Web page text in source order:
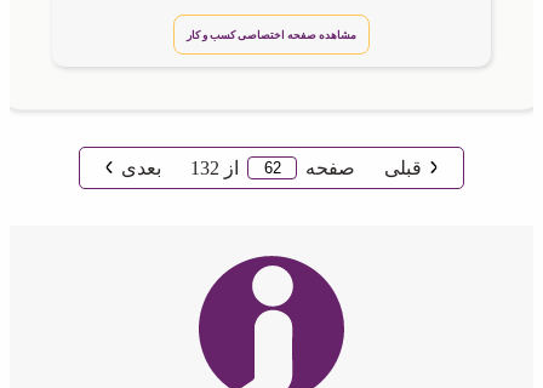
مشاهده صفحه اختصاصی کسب و کار
قبلی صفحه از 132 بعدی